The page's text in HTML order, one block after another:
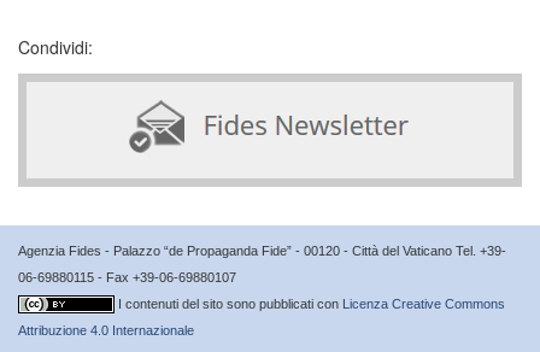
Condividi:
Agenzia Fides - Palazzo “de Propaganda Fide” - 00120 - Città del Vaticano Tel. +39-
06-69880115 - Fax +39-06-69880107
I contenuti del sito sono pubblicati con Licenza Creative Commons
Attribuzione 4.0 Internazionale